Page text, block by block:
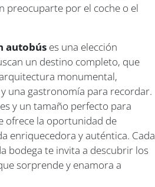
preocuparte por el coche o el
autobús es una elección
un destino completo, que
monumental,
una gastronomía para recordar.
y un tamaño perfecto para
ofrece la oportunidad de
enriquecedora y auténtica. Cada
bodega te invita a descubrir los
sorprende y enamora a